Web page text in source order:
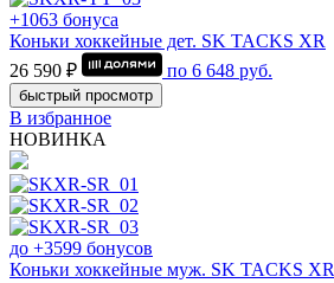
+1063 бонуса
Коньки хоккейные дет. SK TACKS XR
26 590 ₽
по 6 648 руб.
быстрый просмотр
В избранное
НОВИНКА
до +3599 бонусов
Коньки хоккейные муж. SK TACKS XR